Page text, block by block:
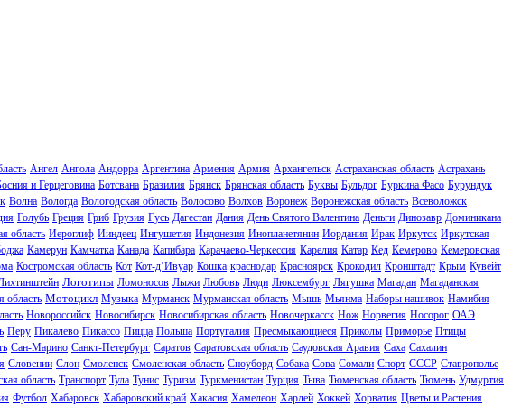
Ангел Ангола Андорра Аргентина Армения Армия Архангельск Астраханская область Астрахань
и Герцеговина Ботсвана Бразилия Брянск Брянская область Буквы Бульдог Буркина Фасо Бурундук
Волна Вологда Вологодская область Волосово Волхов Воронеж Воронежская область Всеволожск
Голубь Греция Гриб Грузия Гусь Дагестан Дания День Святого Валентина Деньги Динозавр Доминикана
область Иероглиф Ииндеец Ингушетия Индонезия Инопланетянин Иордания Ирак Иркутск Иркутская
Камерун Камчатка Канада Капибара Карачаево-Черкессия Карелия Катар Кед Кемерово Кемеровская
Костромская область Кот Кот-д’Ивуар Кошка краснодар Красноярск Крокодил Кронштадт Крым Кувейт
Логотипы Ломоносов Лыжи Любовь Люди Люксембург Лягушка Магадан Магаданская
область Мотоцикл Музыка Мурманск Мурманская область Мышь Мьянма Наборы нашивок Намибия
Новороссийск Новосибирск Новосибирская область Новочеркасск Нож Норвегия Носорог ОАЭ
Перу Пикалево Пикассо Пицца Польша Португалия Пресмыкающиеся Приколы Приморье Птицы
Сан-Марино Санкт-Петербург Саратов Саратовская область Саудовская Аравия Саха Сахалин
Словении Слон Смоленск Смоленская область Сноуборд Собака Сова Сомали Спорт СССР Ставрополье
область Транспорт Тула Тунис Туризм Туркменистан Турция Тыва Тюменская область Тюмень Удмуртия
Футбол Хабаровск Хабаровский край Хакасия Хамелеон Харлей Хоккей Хорватия Цветы и Растения